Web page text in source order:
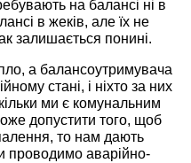
на балансі ні в
в жеків, але їх не
залишається понині.
а балансоутримувача
стані, і ніхто за них
ми є комунальним
допустити того, щоб
то нам дають
проводимо аварійно-